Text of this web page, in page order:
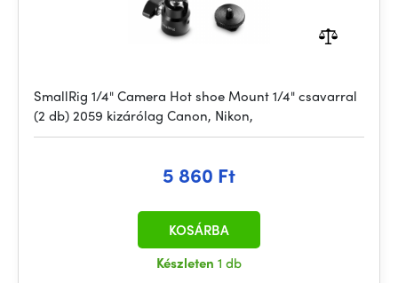
SmallRig 1/4" Camera Hot shoe Mount 1/4" csavarral
(2 db) 2059 kizárólag Canon, Nikon,
5 860 Ft
Készleten 1 db
KOSÁRBA